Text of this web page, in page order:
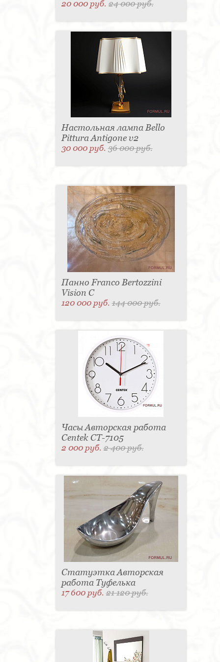
20 000 руб.24 000 руб.
Настольная лампа Bello
Pittura Antigone v2
30 000 руб.36 000 руб.
Панно Franco Bertozzini
Vision С
120 000 руб.144 000 руб.
Часы Авторская работа
Centek CT-7105
2 000 руб.2 400 руб.
Статуэтка Авторская
работа Туфелька
17 600 руб.21 120 руб.